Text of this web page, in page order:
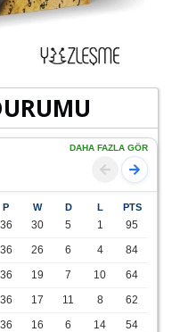
DAHA FAZLA GÖR
P W D L PTS
36 30 5 1
95
36 26 6 4
84
36 19 7 10
64
36 17 11 8
62
36 16 6 14
54